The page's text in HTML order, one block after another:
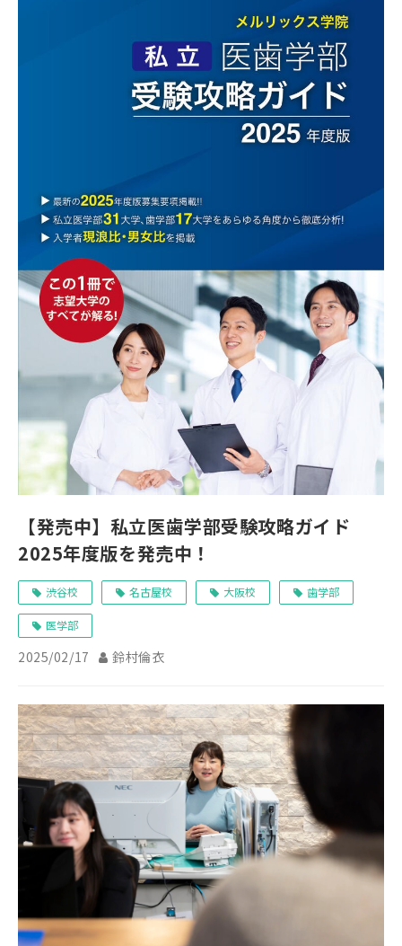
【発売中】私立医歯学部受験攻略ガイド
2025年度版を発売中！
渋谷校 名古屋校 大阪校 歯学部
医学部
2025/02/17 鈴村倫衣